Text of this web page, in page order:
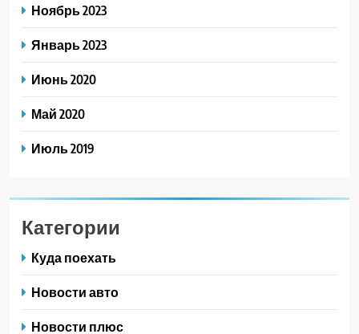
Ноябрь 2023
Январь 2023
Июнь 2020
Май 2020
Июль 2019
Категории
Куда поехать
Новости авто
Новости плюс